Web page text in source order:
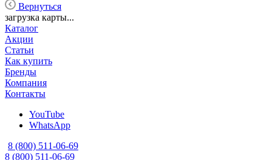
Вернуться
загрузка карты...
Каталог
Акции
Статьи
Как купить
Бренды
Компания
Контакты
YouTube
WhatsApp
8 (800) 511-06-69
8 (800) 511-06-69